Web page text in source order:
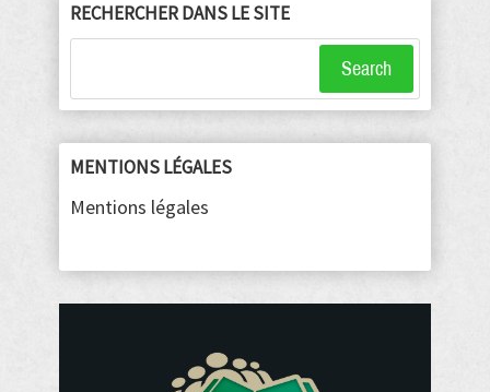
RECHERCHER DANS LE SITE
Search
MENTIONS LÉGALES
Mentions légales